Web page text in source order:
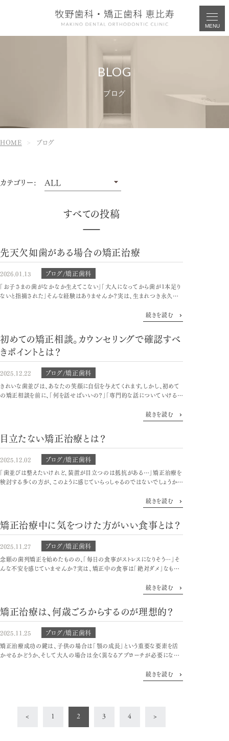
MENU
ブログ
HOME ブログ
カテゴリー:
すべての投稿
先天欠如歯がある場合の矯正治療
2026.01.13 ブログ/矯正歯科
「お子さまの歯がなかなか生えてこない」「大人になってから歯が1本足り
ないと指摘された」そんな経験はありませんか？実は、生まれつき永久歯
続きを読む
初めての矯正相談。カウンセリングで確認すべ
きポイントとは？
2025.12.22 ブログ/矯正歯科
きれいな歯並びは、あなたの笑顔に自信を与えてくれます。しかし、初めて
の矯正相談を前に、「何を話せばいいの？」「専門的な話についていけるか
続きを読む
目立たない矯正治療とは？
2025.12.02 ブログ/矯正歯科
「歯並びは整えたいけれど、装置が目立つのは抵抗がある…」矯正治療を
検討する多くの方が、このように感じていらっしゃるのではないでしょうか。
続きを読む
矯正治療中に気をつけた方がいい食事とは？
2025.11.27 ブログ/矯正歯科
念願の歯列矯正を始めたものの、「毎日の食事がストレスになりそう…」そ
んな不安を感じていませんか？実は、矯正中の食事は「絶対ダメ」なもの
続きを読む
矯正治療は、何歳ごろからするのが理想的？
2025.11.25 ブログ/矯正歯科
矯正治療成功の鍵は、子供の場合は「顎の成長」という重要な要素を活
かせるかどうか、そして大人の場合は全く異なるアプローチが必要になると
続きを読む
< 1 2 3 4 >